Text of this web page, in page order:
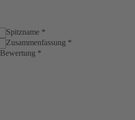
Spitzname *
Zusammenfassung *
Bewertung *